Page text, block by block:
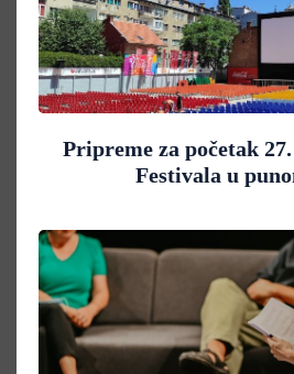
Pripreme za početak
Festivala u